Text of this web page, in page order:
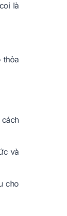
là
thỏa
và
cho